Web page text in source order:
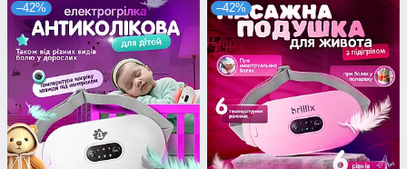
–42% –42%